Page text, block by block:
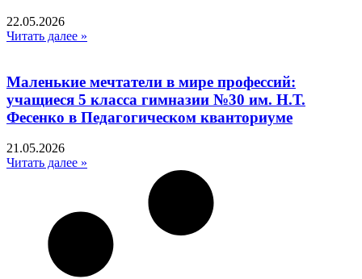
22.05.2026
Читать далее »
Маленькие мечтатели в мире профессий:
учащиеся 5 класса гимназии №30 им. Н.Т.
Фесенко в Педагогическом кванториуме
21.05.2026
Читать далее »